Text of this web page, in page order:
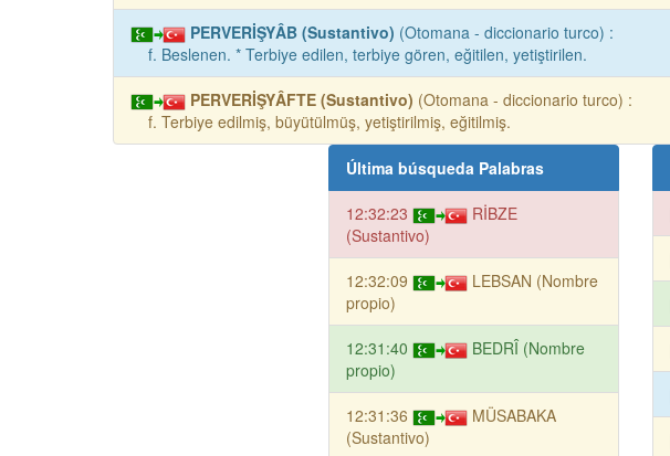
PERVERİŞYÂB (Sustantivo) (Otomana - diccionario turco) :
f. Beslenen. * Terbiye edilen, terbiye gören, eğitilen, yetiştirilen.
PERVERİŞYÂFTE (Sustantivo) (Otomana - diccionario turco) :
f. Terbiye edilmiş, büyütülmüş, yetiştirilmiş, eğitilmiş.
Última búsqueda Palabras
12:32:23
RİBZE
(Sustantivo)
12:32:09
LEBSAN (Nombre
propio)
12:31:40
BEDRÎ (Nombre
propio)
12:31:36
MÜSABAKA
(Sustantivo)